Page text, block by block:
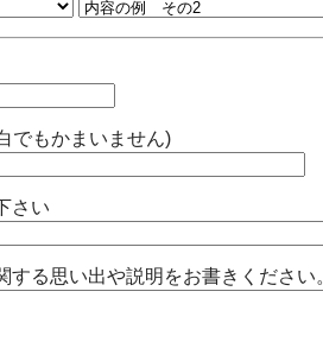
でもかまいません)
さい
する思い出や説明をお書きください